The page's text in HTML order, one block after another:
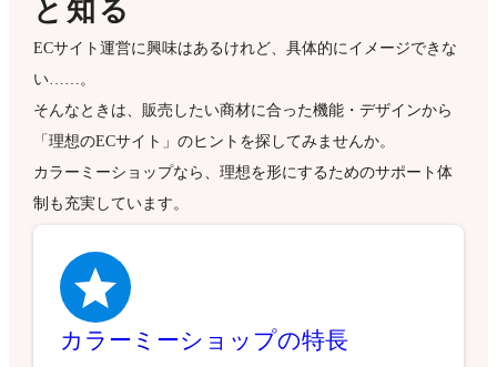
と知る
ECサイト運営に興味はあるけれど、具体的にイメージできな
い……。
そんなときは、販売したい商材に合った機能・デザインから
「理想のECサイト」のヒントを探してみませんか。
カラーミーショップなら、理想を形にするためのサポート体
制も充実しています。
カラーミーショップの特長